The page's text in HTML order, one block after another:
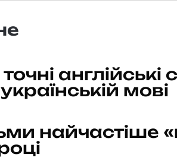
англійські
мові
найчастіше